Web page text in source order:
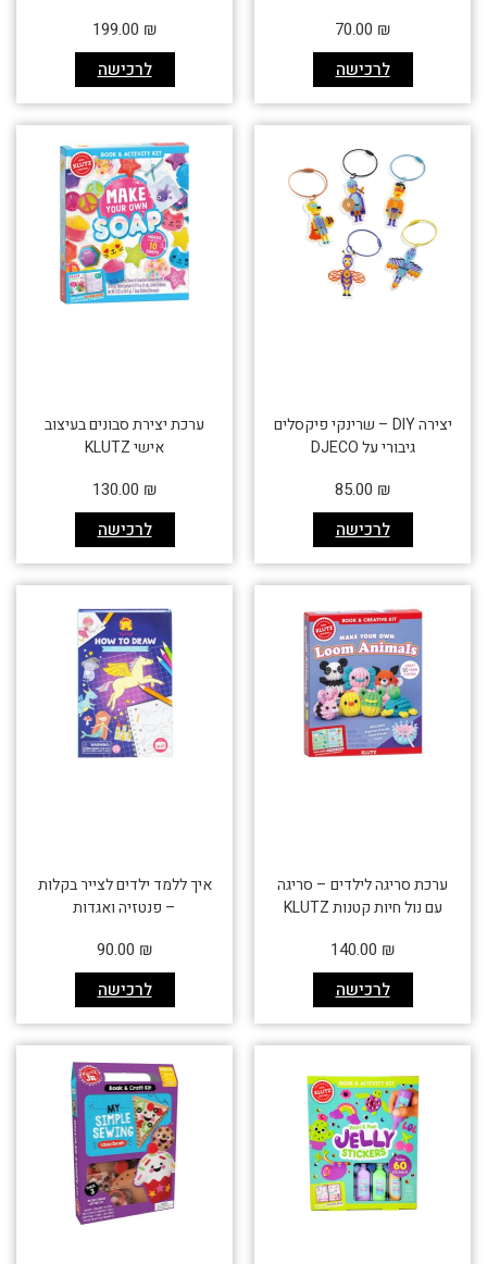
לרכישה
70.00 ₪
לרכישה
199.00 ₪
יצירה DIY – שרינקי פיקסלים
גיבורי על DJECO
לרכישה
85.00 ₪
ערכת יצירת סבונים בעיצוב
אישי KLUTZ
לרכישה
130.00 ₪
ערכת סריגה לילדים – סריגה
עם נול חיות קטנות KLUTZ
לרכישה
140.00 ₪
איך ללמד ילדים לצייר בקלות
– פנטזיה ואגדות
לרכישה
90.00 ₪